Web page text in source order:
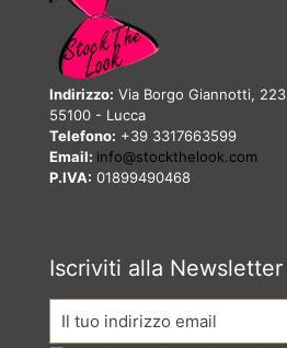
Indirizzo: Via Borgo Giannotti, 223
55100 - Lucca
Telefono: +39 3317663599
Email: info@stockthelook.com
P.IVA: 01899490468
Iscriviti alla Newsletter